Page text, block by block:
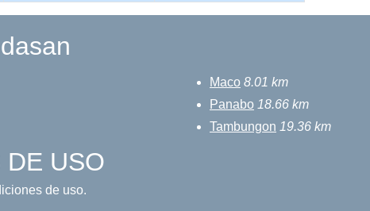
Maco 8.01 km
Panabo 18.66 km
Tambungon 19.36 km
DE USO
de uso.